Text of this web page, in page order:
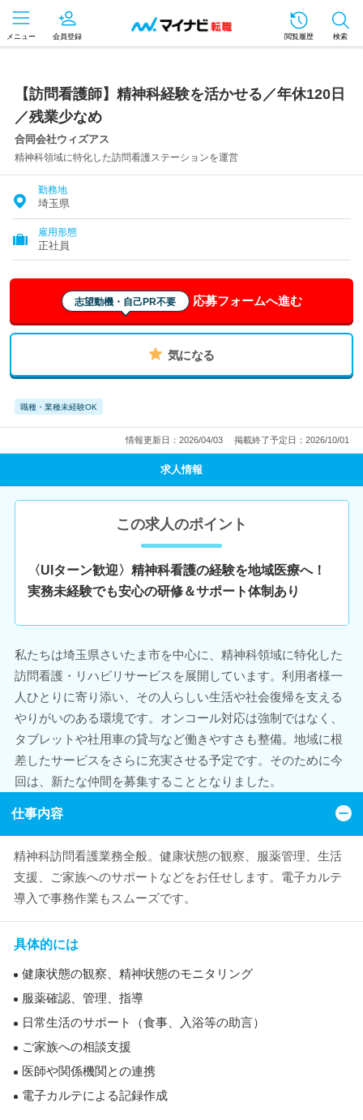
メニュー 会員登録 閲覧履歴 検索
【訪問看護師】精神科経験を活かせる／年休120日
／残業少なめ
合同会社ウィズアス
精神科領域に特化した訪問看護ステーションを運営
勤務地
埼玉県
雇用形態
正社員
志望動機・自己PR不要 応募フォームへ進む
気になる
職種・業種未経験OK
情報更新日：2026/04/03 掲載終了予定日：2026/10/01
求人情報
この求人のポイント
〈UIターン歓迎〉精神科看護の経験を地域医療へ！
実務未経験でも安心の研修＆サポート体制あり
私たちは埼玉県さいたま市を中心に、精神科領域に特化した
訪問看護・リハビリサービスを展開しています。利用者様一
人ひとりに寄り添い、その人らしい生活や社会復帰を支える
やりがいのある環境です。オンコール対応は強制ではなく、
タブレットや社用車の貸与など働きやすさも整備。地域に根
差したサービスをさらに充実させる予定です。そのために今
回は、新たな仲間を募集することとなりました。
仕事内容
精神科訪問看護業務全般。健康状態の観察、服薬管理、生活
支援、ご家族へのサポートなどをお任せします。電子カルテ
導入で事務作業もスムーズです。
具体的には
健康状態の観察、精神状態のモニタリング
服薬確認、管理、指導
日常生活のサポート（食事、入浴等の助言）
ご家族への相談支援
医師や関係機関との連携
電子カルテによる記録作成